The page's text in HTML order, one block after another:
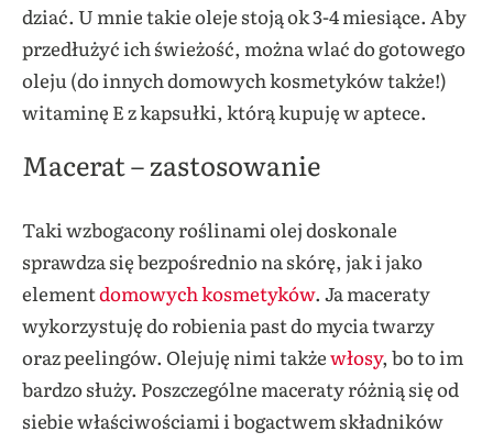
dziać. U mnie takie oleje stoją ok 3-4 miesiące. Aby
przedłużyć ich świeżość, można wlać do gotowego
oleju (do innych domowych kosmetyków także!)
witaminę E z kapsułki, którą kupuję w aptece.
Macerat – zastosowanie
Taki wzbogacony roślinami olej doskonale
sprawdza się bezpośrednio na skórę, jak i jako
elementdomowych kosmetyków. Ja maceraty
wykorzystuję do robienia past do mycia twarzy
oraz peelingów. Olejuję nimi takżewłosy, bo to im
bardzo służy. Poszczególne maceraty różnią się od
siebie właściwościami i bogactwem składników